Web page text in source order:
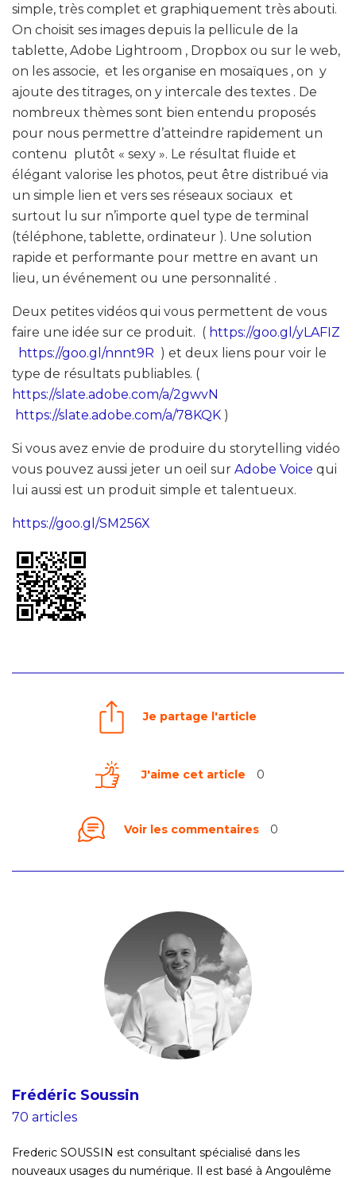
simple, très complet et graphiquement très abouti.
On choisit ses images depuis la pellicule de la
tablette, Adobe Lightroom , Dropbox ou sur le web,
on les associe, et les organise en mosaïques , on y
ajoute des titrages, on y intercale des textes . De
nombreux thèmes sont bien entendu proposés
pour nous permettre d’atteindre rapidement un
contenu plutôt « sexy ». Le résultat fluide et
élégant valorise les photos, peut être distribué via
un simple lien et vers ses réseaux sociaux et
surtout lu sur n’importe quel type de terminal
(téléphone, tablette, ordinateur ). Une solution
rapide et performante pour mettre en avant un
lieu, un événement ou une personnalité .
Deux petites vidéos qui vous permettent de vous
faire une idée sur ce produit. ( https://goo.gl/yLAFIZ
https://goo.gl/nnnt9R ) et deux liens pour voir le
type de résultats publiables. (
https://slate.adobe.com/a/2gwvN
https://slate.adobe.com/a/78KQK )
Si vous avez envie de produire du storytelling vidéo
vous pouvez aussi jeter un oeil sur Adobe Voice qui
lui aussi est un produit simple et talentueux.
https://goo.gl/SM256X
Je partage l'article
J'aime cet article 0
Voir les commentaires 0
Frédéric Soussin
70 articles
Frederic SOUSSIN est consultant spécialisé dans les
nouveaux usages du numérique. Il est basé à Angoulême